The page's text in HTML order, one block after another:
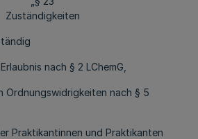
Zuständigkeiten
nach § 2 LChemG,
Ordnungswidrigkeiten nach § 5
Praktikantinnen und Praktikanten